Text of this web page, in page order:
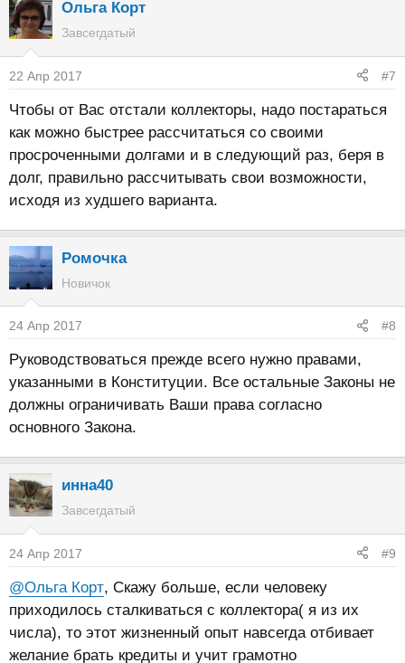
Ольга Корт
Завсегдатый
22 Апр 2017 #7
Чтобы от Вас отстали коллекторы, надо постараться
как можно быстрее рассчитаться со своими
просроченными долгами и в следующий раз, беря в
долг, правильно рассчитывать свои возможности,
исходя из худшего варианта.
Ромочка
Новичок
24 Апр 2017 #8
Руководствоваться прежде всего нужно правами,
указанными в Конституции. Все остальные Законы не
должны ограничивать Ваши права согласно
основного Закона.
инна40
Завсегдатый
24 Апр 2017 #9
@Ольга Корт, Скажу больше, если человеку
приходилось сталкиваться с коллектора( я из их
числа), то этот жизненный опыт навсегда отбивает
желание брать кредиты и учит грамотно